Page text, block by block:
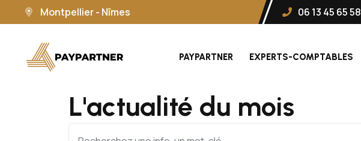
Montpellier - Nîmes 06 13 45 65 58
PAYPARTNER EXPERTS-COMPTABLES
L'actualité du mois